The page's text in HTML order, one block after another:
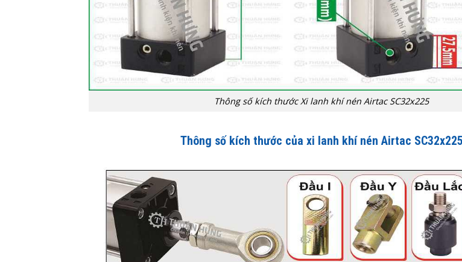
Thông số kích thước Xi lanh khí nén Airtac SC32x225
Thông số kích thước của xi lanh khí nén Airtac SC32x225